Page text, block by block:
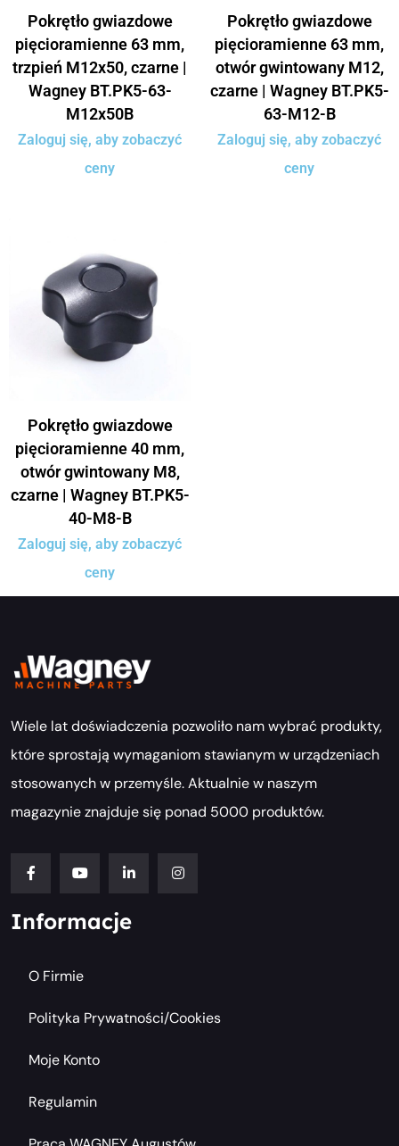
Pokrętło gwiazdowe
pięcioramienne 63 mm,
trzpień M12x50, czarne |
Wagney BT.PK5-63-
M12x50B
Zaloguj się, aby zobaczyć
ceny
Pokrętło gwiazdowe
pięcioramienne 63 mm,
otwór gwintowany M12,
czarne | Wagney BT.PK5-
63-M12-B
Zaloguj się, aby zobaczyć
ceny
Pokrętło gwiazdowe
pięcioramienne 40 mm,
otwór gwintowany M8,
czarne | Wagney BT.PK5-
40-M8-B
Zaloguj się, aby zobaczyć
ceny
Wiele lat doświadczenia pozwoliło nam wybrać produkty,
które sprostają wymaganiom stawianym w urządzeniach
stosowanych w przemyśle. Aktualnie w naszym
magazynie znajduje się ponad 5000 produktów.
Informacje
O Firmie
Polityka Prywatności/cookies
Moje Konto
Regulamin